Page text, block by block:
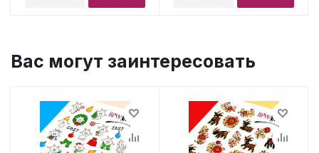
Вас могут заинтересовать